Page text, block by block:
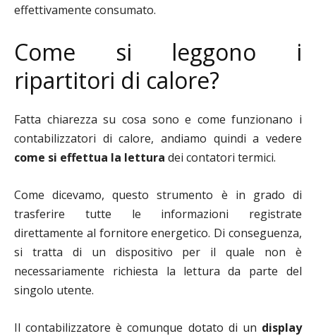
effettivamente consumato.
Come si leggono i
ripartitori di calore?
Fatta chiarezza su cosa sono e come funzionano i
contabilizzatori di calore, andiamo quindi a vedere
come si effettua la lettura dei contatori termici.
Come dicevamo, questo strumento è in grado di
trasferire tutte le informazioni registrate
direttamente al fornitore energetico. Di conseguenza,
si tratta di un dispositivo per il quale non è
necessariamente richiesta la lettura da parte del
singolo utente.
Il contabilizzatore è comunque dotato di un display